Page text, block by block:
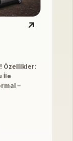
↗
Özellikler:
İle
–